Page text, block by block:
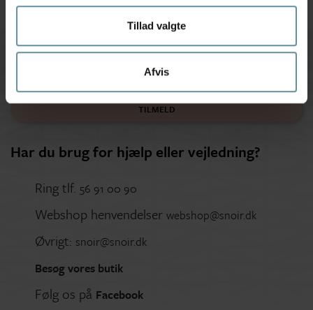
Tillad valgte
Afvis
TILMELD
Har du brug for hjælp eller vejledning?
Ring tlf. 56 91 00 90
Webshop henvendelser webshop@snoir.dk
Øvrigt: snoir@snoir.dk
Besøg vores butik
Følg os på Facebook